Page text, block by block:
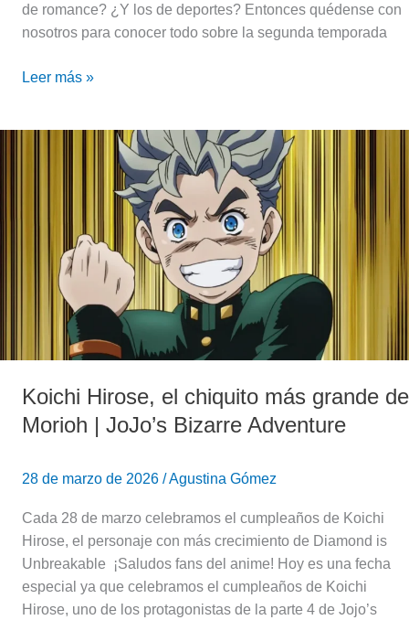
de romance? ¿Y los de deportes? Entonces quédense con
nosotros para conocer todo sobre la segunda temporada
Leer más »
Koichi Hirose, el chiquito más grande de
Morioh | JoJo’s Bizarre Adventure
28 de marzo de 2026 /Agustina Gómez
Cada 28 de marzo celebramos el cumpleaños de Koichi
Hirose, el personaje con más crecimiento de Diamond is
Unbreakable ¡Saludos fans del anime! Hoy es una fecha
especial ya que celebramos el cumpleaños de Koichi
Hirose, uno de los protagonistas de la parte 4 de Jojo’s
grande
Morioh
Adventure